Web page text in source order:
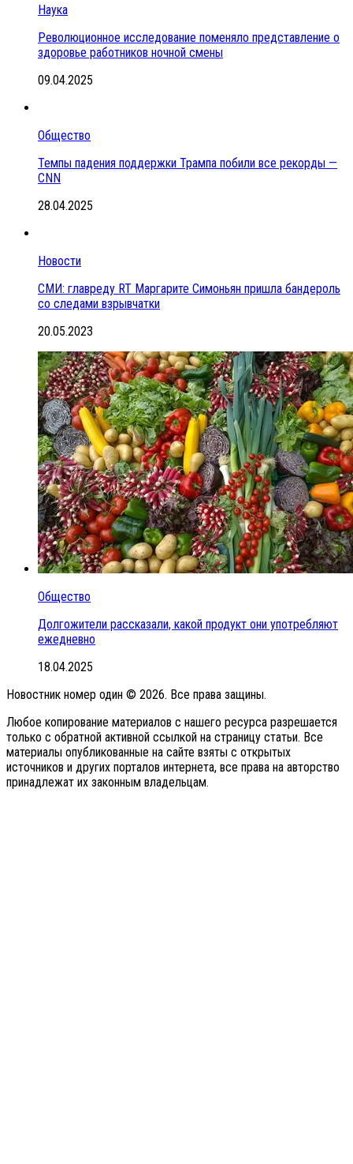
Наука
Революционное исследование поменяло представление о
здоровье работников ночной смены
09.04.2025
Общество
Темпы падения поддержки Трампа побили все рекорды —
CNN
28.04.2025
Новости
СМИ: главреду RT Маргарите Симоньян пришла бандероль
со следами взрывчатки
20.05.2023
Общество
Долгожители рассказали, какой продукт они употребляют
ежедневно
18.04.2025
Новостник номер один © 2026. Все права защины.
Любое копирование материалов с нашего ресурса разрешается
только с обратной активной ссылкой на страницу статьи. Все
материалы опубликованные на сайте взяты с открытых
источников и других порталов интернета, все права на авторство
принадлежат их законным владельцам.